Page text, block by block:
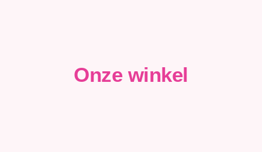
Onze winkel